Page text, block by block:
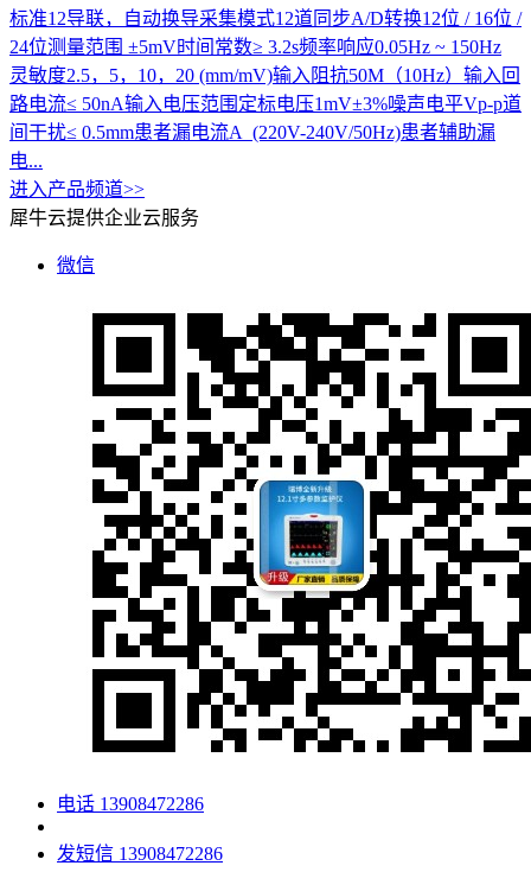
标准12导联，自动换导采集模式12道同步A/D转换12位 / 16位 /
24位测量范围 ±5mV时间常数≥ 3.2s频率响应0.05Hz ~ 150Hz
灵敏度2.5，5，10，20 (mm/mV)输入阻抗50M（10Hz）输入回
路电流≤ 50nA输入电压范围定标电压1mV±3%噪声电平Vp-p道
间干扰≤ 0.5mm患者漏电流A (220V-240V/50Hz)患者辅助漏
电...
进入产品频道>>
犀牛云提供企业云服务
微信
电话 13908472286
发短信 13908472286